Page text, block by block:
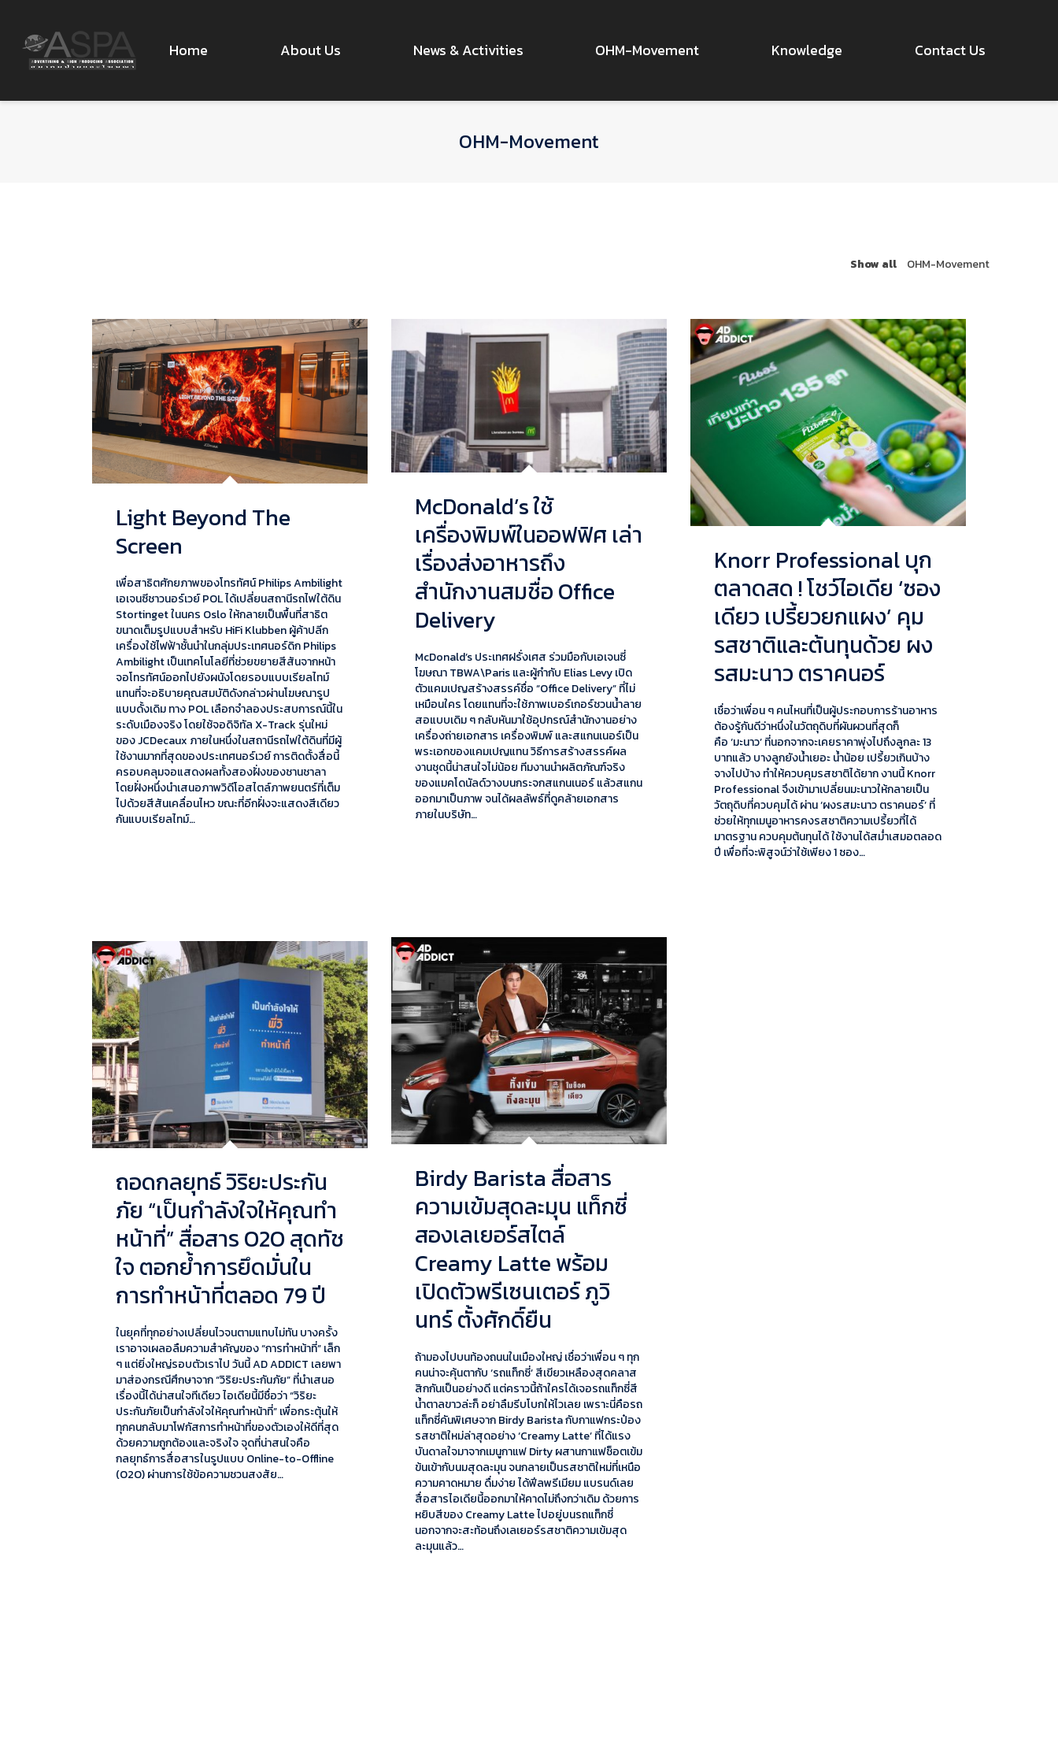
Home About Us News & Activities OHM-Movement Knowledge Contact Us
OHM-Movement
Show all OHM-Movement
Light Beyond The
Screen
เพื่อสาธิตศักยภาพของโทรทัศน์ Philips Ambilight
เอเจนซีชาวนอร์เวย์ POL ได้เปลี่ยนสถานีรถไฟใต้ดิน
Stortinget ในนคร Oslo ให้กลายเป็นพื้นที่สาธิต
ขนาดเต็มรูปแบบสำหรับ HiFi Klubben ผู้ค้าปลีก
เครื่องใช้ไฟฟ้าชั้นนำในกลุ่มประเทศนอร์ดิก Philips
Ambilight เป็นเทคโนโลยีที่ช่วยขยายสีสันจากหน้า
จอโทรทัศน์ออกไปยังผนังโดยรอบแบบเรียลไทม์
แทนที่จะอธิบายคุณสมบัติดังกล่าวผ่านโฆษณารูป
แบบดั้งเดิม ทาง POL เลือกจำลองประสบการณ์นี้ใน
ระดับเมืองจริง โดยใช้จอดิจิทัล X-Track รุ่นใหม่
ของ JCDecaux ภายในหนึ่งในสถานีรถไฟใต้ดินที่มีผู้
ใช้งานมากที่สุดของประเทศนอร์เวย์ การติดตั้งสื่อนี้
ครอบคลุมจอแสดงผลทั้งสองฝั่งของชานชาลา
โดยฝั่งหนึ่งนำเสนอภาพวิดีโอสไตล์ภาพยนตร์ที่เต็ม
ไปด้วยสีสันเคลื่อนไหว ขณะที่อีกฝั่งจะแสดงสีเดียว
กันแบบเรียลไทม์…
McDonald’s ใช้
เครื่องพิมพ์ในออฟฟิศ เล่า
เรื่องส่งอาหารถึง
สำนักงานสมชื่อ Office
Delivery
McDonald’s ประเทศฝรั่งเศส ร่วมมือกับเอเจนซี่
โฆษณา TBWA\Paris และผู้กำกับ Elias Levy เปิด
ตัวแคมเปญสร้างสรรค์ชื่อ “Office Delivery” ที่ไม่
เหมือนใคร โดยแทนที่จะใช้ภาพเบอร์เกอร์ชวนน้ำลาย
สอแบบเดิม ๆ กลับหันมาใช้อุปกรณ์สำนักงานอย่าง
เครื่องถ่ายเอกสาร เครื่องพิมพ์ และสแกนเนอร์เป็น
พระเอกของแคมเปญแทน วิธีการสร้างสรรค์ผล
งานชุดนี้น่าสนใจไม่น้อย ทีมงานนำผลิตภัณฑ์จริง
ของแมคโดนัลด์วางบนกระจกสแกนเนอร์ แล้วสแกน
ออกมาเป็นภาพ จนได้ผลลัพธ์ที่ดูคล้ายเอกสาร
ภายในบริษัท…
Knorr Professional บุก
ตลาดสด ! โชว์ไอเดีย ‘ซอง
เดียว เปรี้ยวยกแผง’ คุม
รสชาติและต้นทุนด้วย ผง
รสมะนาว ตราคนอร์
เชื่อว่าเพื่อน ๆ คนไหนที่เป็นผู้ประกอบการร้านอาหาร
ต้องรู้กันดีว่าหนึ่งในวัตถุดิบที่ผันผวนที่สุดก็
คือ ‘มะนาว’ ที่นอกจากจะเคยราคาพุ่งไปถึงลูกละ 13
บาทแล้ว บางลูกยังน้ำเยอะ น้ำน้อย เปรี้ยวเกินบ้าง
จางไปบ้าง ทำให้ควบคุมรสชาติได้ยาก งานนี้ Knorr
Professional จึงเข้ามาเปลี่ยนมะนาวให้กลายเป็น
วัตถุดิบที่ควบคุมได้ ผ่าน ‘ผงรสมะนาว ตราคนอร์’ ที่
ช่วยให้ทุกเมนูอาหารคงรสชาติความเปรี้ยวที่ได้
มาตรฐาน ควบคุมต้นทุนได้ ใช้งานได้สม่ำเสมอตลอด
ปี เพื่อที่จะพิสูจน์ว่าใช้เพียง 1 ซอง…
Birdy Barista สื่อสาร
ความเข้มสุดละมุน แท็กซี่
สองเลเยอร์สไตล์
Creamy Latte พร้อม
เปิดตัวพรีเซนเตอร์ ภูวิ
นทร์ ตั้งศักดิ์ยืน
ถ้ามองไปบนท้องถนนในเมืองใหญ่ เชื่อว่าเพื่อน ๆ ทุก
คนน่าจะคุ้นตากับ ‘รถแท็กซี่’ สีเขียวเหลืองสุดคลาส
สิกกันเป็นอย่างดี แต่คราวนี้ถ้าใครได้เจอรถแท็กซี่สี
น้ำตาลขาวล่ะก็ อย่าลืมรีบโบกให้ไวเลย เพราะนี่คือรถ
แท็กซี่คันพิเศษจาก Birdy Barista กับกาแฟกระป๋อง
รสชาติใหม่ล่าสุดอย่าง ‘Creamy Latte’ ที่ได้แรง
บันดาลใจมาจากเมนูกาแฟ Dirty ผสานกาแฟช็อตเข้ม
ข้นเข้ากับนมสุดละมุน จนกลายเป็นรสชาติใหม่ที่เหนือ
ความคาดหมาย ดื่มง่าย ได้ฟีลพรีเมียม แบรนด์เลย
สื่อสารไอเดียนี้ออกมาให้คาดไม่ถึงกว่าเดิม ด้วยการ
หยิบสีของ Creamy Latte ไปอยู่บนรถแท็กซี่
นอกจากจะสะท้อนถึงเลเยอร์รสชาติความเข้มสุด
ละมุนแล้ว…
ถอดกลยุทธ์ วิริยะประกัน
ภัย “เป็นกำลังใจให้คุณทำ
หน้าที่” สื่อสาร O2O สุดทัช
ใจ ตอกย้ำการยึดมั่นใน
การทำหน้าที่ตลอด 79 ปี
ในยุคที่ทุกอย่างเปลี่ยนไวจนตามแทบไม่ทัน บางครั้ง
เราอาจเผลอลืมความสำคัญของ “การทำหน้าที่” เล็ก
ๆ แต่ยิ่งใหญ่รอบตัวเราไป วันนี้ AD ADDICT เลยพา
มาส่องกรณีศึกษาจาก “วิริยะประกันภัย” ที่นำเสนอ
เรื่องนี้ได้น่าสนใจทีเดียว ไอเดียนี้มีชื่อว่า “วิริยะ
ประกันภัยเป็นกำลังใจให้คุณทำหน้าที่” เพื่อกระตุ้นให้
ทุกคนกลับมาโฟกัสการทำหน้าที่ของตัวเองให้ดีที่สุด
ด้วยความถูกต้องและจริงใจ จุดที่น่าสนใจคือ
กลยุทธ์การสื่อสารในรูปแบบ Online-to-Offline
(O2O) ผ่านการใช้ข้อความชวนสงสัย…